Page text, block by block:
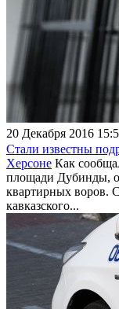
20 Декабря 2016
Стали известны
Херсоне Как
площади Дубинды,
квартирных воров.
кавказского...